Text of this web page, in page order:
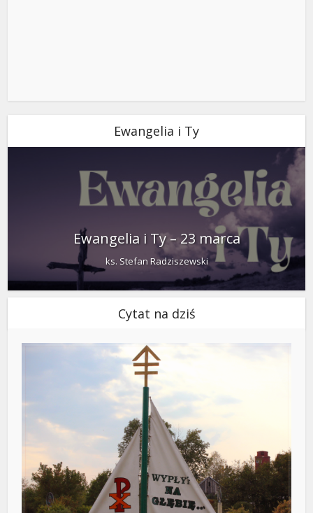
Ewangelia i Ty
Ewangelia i Ty – 23 marca
ks. Stefan Radziszewski
Cytat na dziś